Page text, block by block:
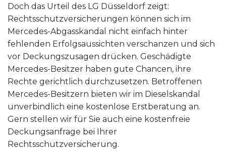
Doch das Urteil des LG Düsseldorf zeigt:
Rechtsschutzversicherungen können sich im
Mercedes-Abgasskandal nicht einfach hinter
fehlenden Erfolgsaussichten verschanzen und sich
vor Deckungszusagen drücken. Geschädigte
Mercedes-Besitzer haben gute Chancen, ihre
Rechte gerichtlich durchzusetzen. Betroffenen
Mercedes-Besitzern bieten wir im Dieselskandal
unverbindlich eine kostenlose Erstberatung an.
Gern stellen wir für Sie auch eine kostenfreie
Deckungsanfrage bei Ihrer
Rechtsschutzversicherung.